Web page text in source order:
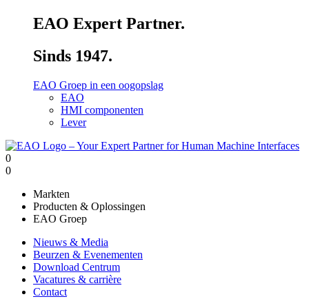
EAO Expert Partner.
Sinds 1947.
EAO Groep in een oogopslag
EAO
HMI componenten
Lever
0
0
Markten
Producten & Oplossingen
EAO Groep
Nieuws & Media
Beurzen & Evenementen
Download Centrum
Vacatures & carrière
Contact